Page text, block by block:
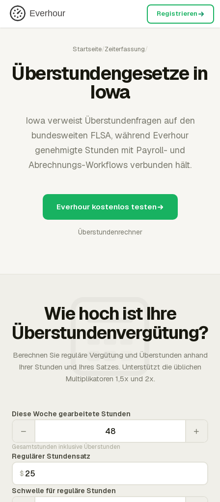
Everhour Registrieren
Startseite/Zeiterfassung/
Überstundengesetze in
Iowa
Iowa verweist Überstundenfragen auf den
bundesweiten FLSA, während Everhour
genehmigte Stunden mit Payroll- und
Abrechnungs-Workflows verbunden hält.
Everhour kostenlos testen
Überstundenrechner
Wie hoch ist Ihre
Überstundenvergütung?
Berechnen Sie reguläre Vergütung und Überstunden anhand
Ihrer Stunden und Ihres Satzes. Unterstützt die üblichen
Multiplikatoren 1,5x und 2x.
Diese Woche gearbeitete Stunden
− +
Gesamtstunden inklusive Überstunden
Regulärer Stundensatz
$
Schwelle für reguläre Stunden